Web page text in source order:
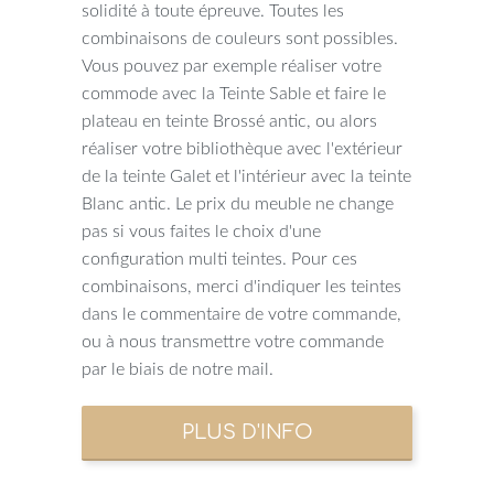
solidité à toute épreuve. Toutes les
combinaisons de couleurs sont possibles.
Vous pouvez par exemple réaliser votre
commode avec la Teinte Sable et faire le
plateau en teinte Brossé antic, ou alors
réaliser votre bibliothèque avec l'extérieur
de la teinte Galet et l'intérieur avec la teinte
Blanc antic. Le prix du meuble ne change
pas si vous faites le choix d'une
configuration multi teintes. Pour ces
combinaisons, merci d'indiquer les teintes
dans le commentaire de votre commande,
ou à nous transmettre votre commande
par le biais de notre mail.